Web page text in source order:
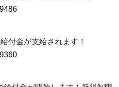
付金が支給されます！